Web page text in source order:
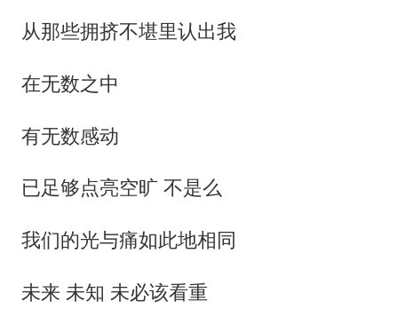
从那些拥挤不堪里认出我
在无数之中
有无数感动
已足够点亮空旷 不是么
我们的光与痛如此地相同
未来 未知 未必该看重